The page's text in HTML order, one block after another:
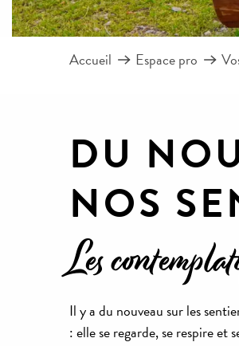
Accueil Espace pro
DU
NOS
Les
Il y a du nouveau sur les
: elle se regarde, se respire et